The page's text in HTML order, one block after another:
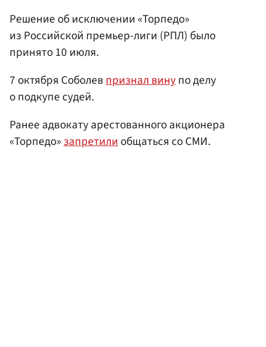
Решение об исключении «Торпедо»
из Российской премьер-лиги (РПЛ) было
принято 10 июля.
7 октября Соболевпризнал винупо делу
о подкупе судей.
Ранее адвокату арестованного акционера
«Торпедо»запретилиобщаться со СМИ.